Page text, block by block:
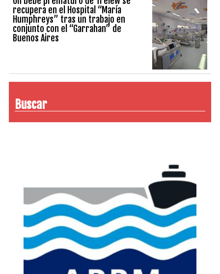
recupera en el Hospital “María
Humphreys” tras un trabajo en
conjunto con el “Garrahan” de
Buenos Aires
Buscar